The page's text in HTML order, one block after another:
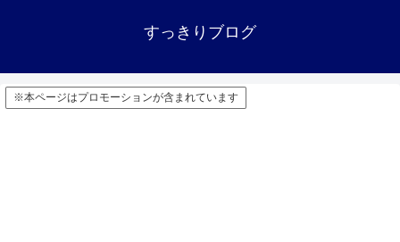
すっきりブログ
※本ページはプロモーションが含まれています